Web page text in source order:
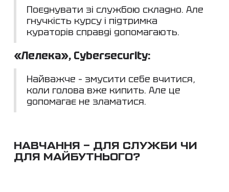
Поєднувати зі службою складно. Але
гнучкість курсу і підтримка
кураторів справді допомагають.
«Лелека», Cybersecurity:
Найважче – змусити себе вчитися,
коли голова вже кипить. Але це
допомагає не зламатися.
НАВЧАННЯ – ДЛЯ СЛУЖБИ ЧИ
ДЛЯ МАЙБУТНЬОГО?